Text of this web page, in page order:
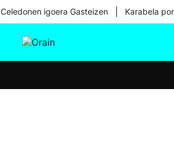
Celedonen igoera Gasteizen Karabela